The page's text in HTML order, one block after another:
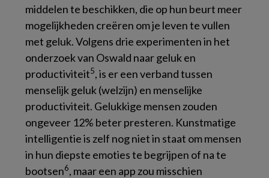
middelen te beschikken, die op hun beurt meer
mogelijkheden creëren om je leven te vullen
met geluk. Volgens drie experimenten in het
onderzoek van Oswald naar geluk en
productiviteit5, is er een verband tussen
menselijk geluk (welzijn) en menselijke
productiviteit. Gelukkige mensen zouden
ongeveer 12% beter presteren. Kunstmatige
intelligentie is zelf nog niet in staat om mensen
in hun diepste emoties te begrijpen of na te
bootsen6, maar een app zou misschien